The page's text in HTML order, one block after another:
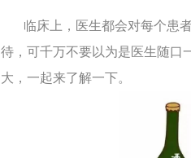
临床上，医生都会对每个患者
待，可千万不要以为是医生随口
大，一起来了解一下。